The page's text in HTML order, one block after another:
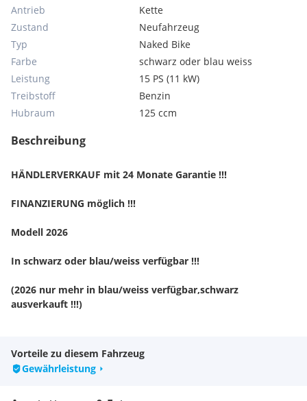
Antrieb
Kette
Zustand
Neufahrzeug
Typ
Naked Bike
Farbe
schwarz oder blau weiss
Leistung
15 PS (11 kW)
Treibstoff
Benzin
Hubraum
125 ccm
Beschreibung
HÄNDLERVERKAUF mit 24 Monate Garantie !!!
FINANZIERUNG möglich !!!
Modell 2026
In schwarz oder blau/weiss verfügbar !!!
(2026 nur mehr in blau/weiss verfügbar,schwarz
ausverkauft !!!)
Die VOGE Brivido R125 ist das ideale Naked-Bike für
Einsteiger mit A1-Führerschein und alle, die ein agiles,
stylisches und erschwingliches Motorrad suchen. Mit ihrem
Vorteile zu diesem Fahrzeug
Gewährleistung